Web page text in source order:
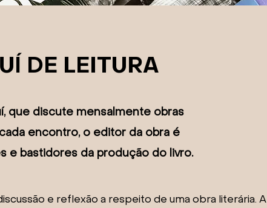
DE LEITURA
que discute mensalmente obras
encontro, o editor da obra é
e bastidores da produção do livro.
e reflexão a respeito de uma obra literária. A